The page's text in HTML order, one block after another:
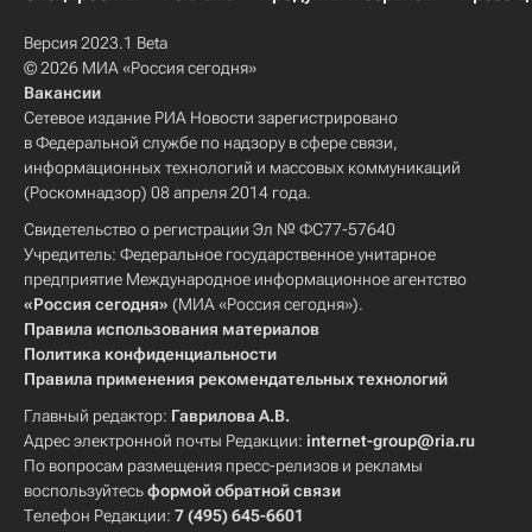
Версия 2023.1 Beta
© 2026 МИА «Россия сегодня»
Вакансии
Сетевое издание РИА Новости зарегистрировано
в Федеральной службе по надзору в сфере связи,
информационных технологий и массовых коммуникаций
(Роскомнадзор) 08 апреля 2014 года.
Свидетельство о регистрации Эл № ФС77-57640
Учредитель: Федеральное государственное унитарное
предприятие Международное информационное агентство
«Россия сегодня» (МИА «Россия сегодня»).
Правила использования материалов
Политика конфиденциальности
Правила применения рекомендательных технологий
Главный редактор: Гаврилова А.В.
Адрес электронной почты Редакции: internet-group@ria.ru
По вопросам размещения пресс-релизов и рекламы
воспользуйтесьформой обратной связи
Телефон Редакции: 7 (495) 645-6601